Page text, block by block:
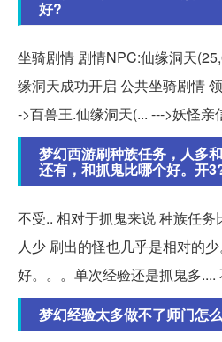
好?
坐骑剧情 剧情NPC:仙缘洞天
缘洞天成功开启 公共坐骑剧情
->百兽王.仙缘洞天(... --->妖怪亲
梦幻西游刷种族任务，人多
还有，和抓鬼比哪个好。开
不受.. 相对于抓鬼来说 种族任
人少 刷出的怪也几乎是相对的
好。。。单次经验还是抓鬼多....
梦幻经验太多做不了师门怎